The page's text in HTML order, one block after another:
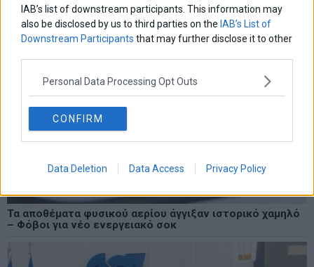
IAB’s list of downstream participants. This information may
also be disclosed by us to third parties on the IAB’s List of
Downstream Participants that may further disclose it to other
Personal Data Processing Opt Outs
CONFIRM
Data Deletion Data Access Privacy Policy
Τα αποθέματα φυσικού αερίου άγγιξαν ιστορικό χαμηλό
– Φόβοι για νέο ενεργειακό σοκ